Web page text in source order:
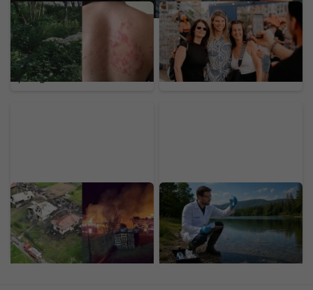
Na Slovensku sa šíri
nebezpečný gigant z
Kaukazu: Pozor na
rastlinu, ktorej dotyk
spôsobuje bolestivé
pľuzgiere
Nájdeš sa na našich
fotkách? Toto je
LOVESTREAM deň druhý
očami našej redakcie
(FOTOGALÉRIA)
Nočný požiar na
Horehroní spálil 10
stavieb: Hasiči priamo na
mieste odhalili podozrivú
príčinu
ÚVZ varuje pred
viacerými známymi
jazerami Slovenska.
Hrozia hnačky či vyrážky